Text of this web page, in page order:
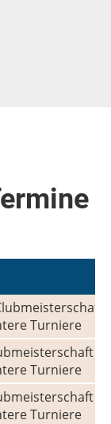
Turniere
|
Turniere
|
Turniere